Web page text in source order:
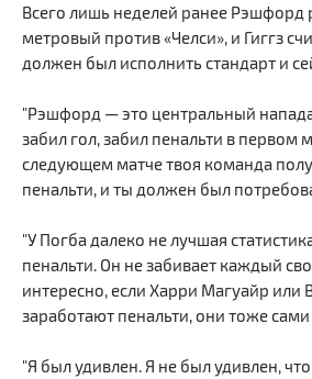
Всего лишь неделей ранее Рэшфорд
метровый против «Челси», и Гиггз
должен был исполнить стандарт и
"Рэшфорд — это центральный
забил гол, забил пенальти в первом
следующем матче твоя команда
пенальти, и ты должен был
"У Погба далеко не лучшая
пенальти. Он не забивает каждый
интересно, если Харри Магуайр или
заработают пенальти, они тоже сами
"Я был удивлен. Я не был удивлен,